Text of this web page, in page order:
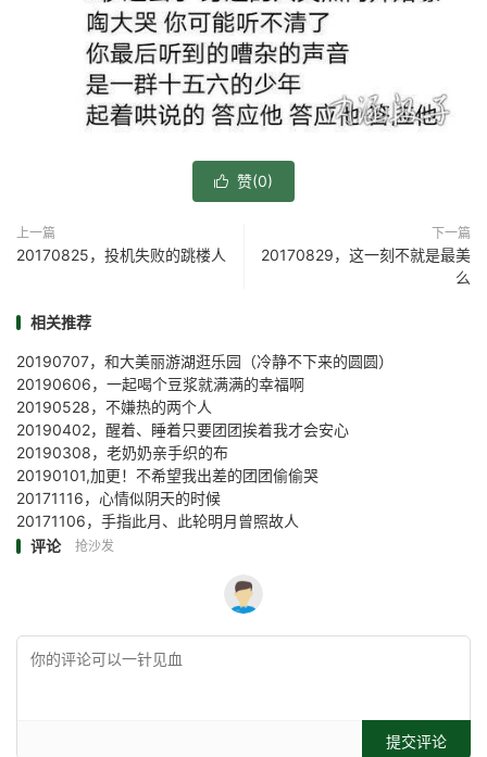
 赞(0)
上一篇
20170825，投机失败的跳楼人
下一篇
20170829，这一刻不就是最美
么
相关推荐
20190707，和大美丽游湖逛乐园（冷静不下来的圆圆）
20190606，一起喝个豆浆就满满的幸福啊
20190528，不嫌热的两个人
20190402，醒着、睡着只要团团挨着我才会安心
20190308，老奶奶亲手织的布
20190101,加更！不希望我出差的团团偷偷哭
20171116，心情似阴天的时候
20171106，手指此月、此轮明月曾照故人
评论
抢沙发
提交评论